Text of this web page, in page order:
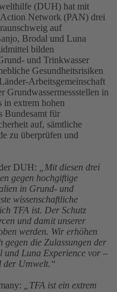
(DUH) hat mit
Action Network (PAN) drei
auf
Brodal und Luna
bilden
und Trinkwasser
Gesundheitsrisiken
Arbeitsgemeinschaft
Grundwassermessstellen in
in extrem hohen
Bundesamt für
auf, sämtliche
zu überprüfen und
DUH:
„Mit diesen drei
gegen hochgiftige
in Grund- und
wissenschaftliche
TFA ist. Der Schutz
und damit unserer
werden. Wir erhöhen
gegen die Zulassungen der
und Luna Experience vor –
der Umwelt.“
„TFA ist ein extrem